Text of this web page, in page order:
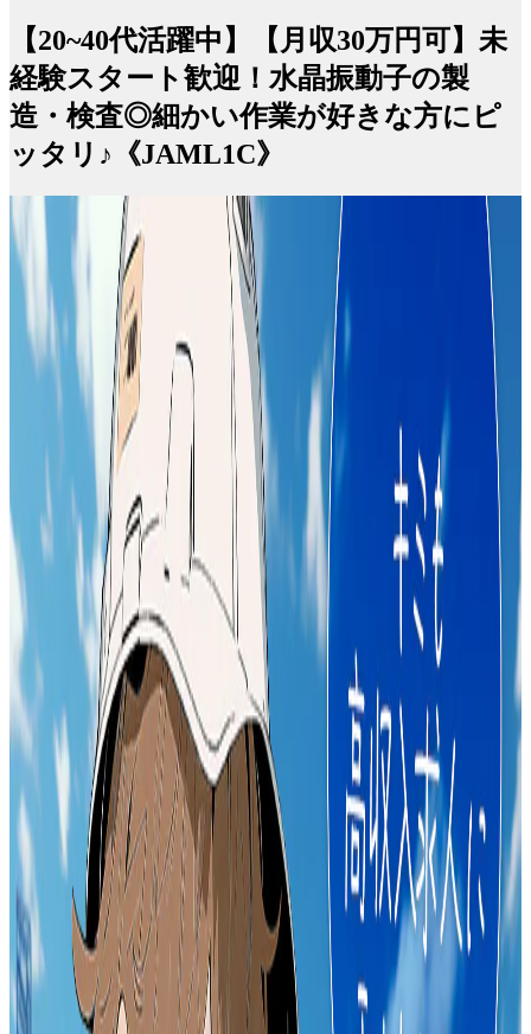
【20~40代活躍中】【月収30万円可】未
経験スタート歓迎！水晶振動子の製
造・検査◎細かい作業が好きな方にピ
ッタリ♪《JAML1C》